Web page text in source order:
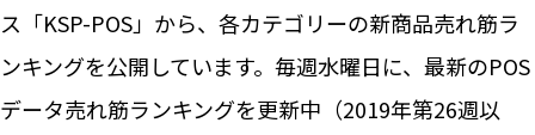
ス「KSP-POS」から、各カテゴリーの新商品売れ筋ラ
ンキングを公開しています。毎週水曜日に、最新のPOS
データ売れ筋ランキングを更新中（2019年第26週以